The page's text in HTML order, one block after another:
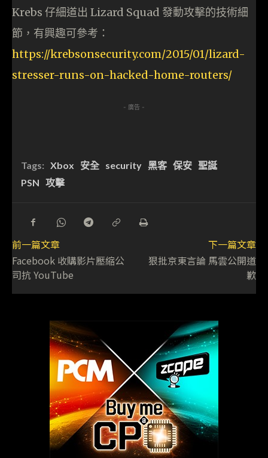
Krebs 仔細道出 Lizard Squad 發動攻擊的技術細
節，有興趣可參考：
https://krebsonsecurity.com/2015/01/lizard-
stresser-runs-on-hacked-home-routers/
- 廣告 -
Tags: Xbox 安全 security 黑客 保安 聖誕
PSN 攻擊
前一篇文章
Facebook 收購影片壓縮公
司抗 YouTube
下一篇文章
狠批京東言論 馬雲公開道
歉